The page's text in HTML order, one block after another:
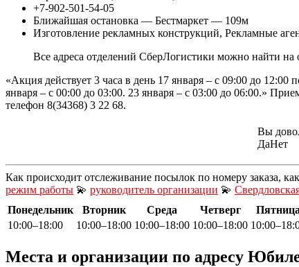
+7-902-501-54-05
Ближайшая остановка — Бестмаркет — 109м
Изготовление рекламных конструкций, Рекламные
Все адреса отделений СберЛогистики можно найти
«Акция действует 3 часа в день 17 января – с 09:00 до
января – с 00:00 до 03:00. 23 января – с 03:00 до 06:00.»
телефон 8(34368) 3 22 68.
Вы
ДаНет
Как происходит отслеживание посылок по номеру заказа,
режим работы 💫 руководитель организации 💫
Понедельник
Вторник Среда Четверг
10:00–18:00
10:00–18:00 10:00–18:00 10:00–18:00
Места и организации по адресу